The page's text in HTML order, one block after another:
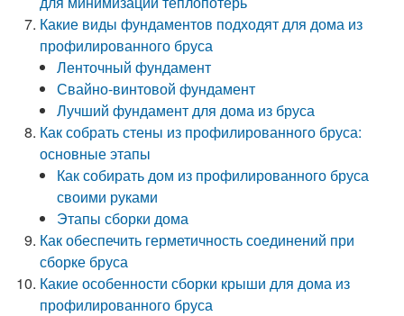
Какие виды фундаментов подходят для дома из
профилированного бруса
Ленточный фундамент
Свайно-винтовой фундамент
Лучший фундамент для дома из бруса
Как собрать стены из профилированного бруса:
основные этапы
Как собирать дом из профилированного бруса
своими руками
Этапы сборки дома
Как обеспечить герметичность соединений при
сборке бруса
Какие особенности сборки крыши для дома из
профилированного бруса